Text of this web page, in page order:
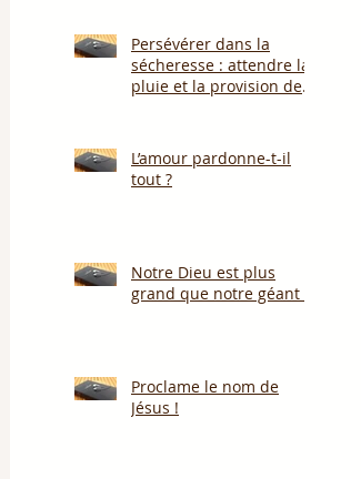
Persévérer dans la
sécheresse : attendre la
pluie et la provision de
L’amour pardonne-t-il
tout ?
Notre Dieu est plus
grand que notre géant !
Proclame le nom de
Jésus !